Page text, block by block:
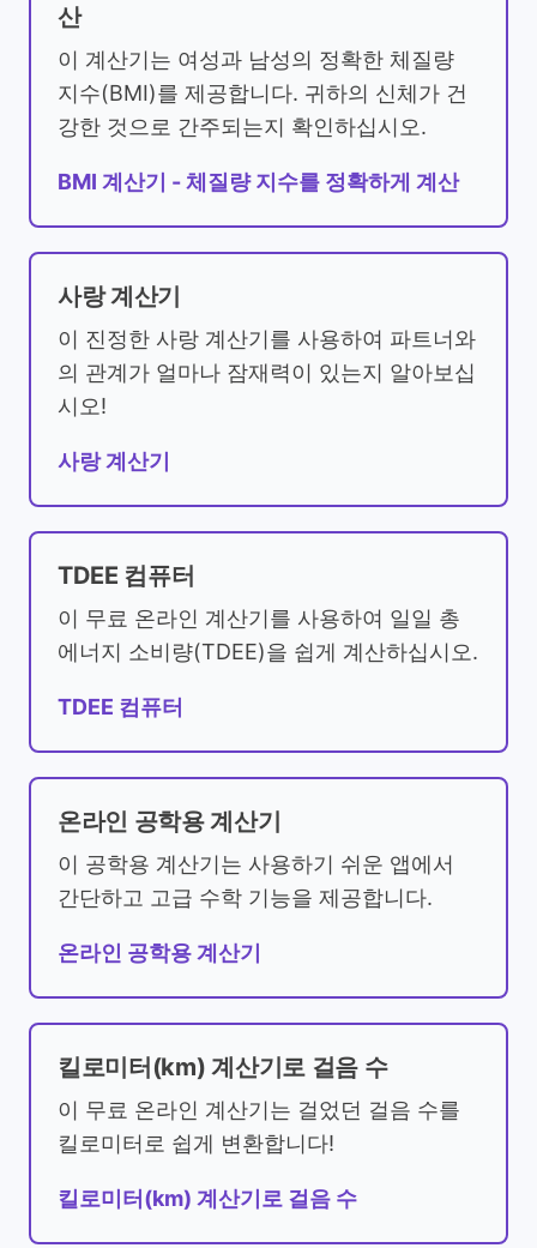
산
이 계산기는 여성과 남성의 정확한 체질량
지수(BMI)를 제공합니다. 귀하의 신체가 건
강한 것으로 간주되는지 확인하십시오.
BMI 계산기 - 체질량 지수를 정확하게 계산
사랑 계산기
이 진정한 사랑 계산기를 사용하여 파트너와
의 관계가 얼마나 잠재력이 있는지 알아보십
시오!
사랑 계산기
TDEE 컴퓨터
이 무료 온라인 계산기를 사용하여 일일 총
에너지 소비량(TDEE)을 쉽게 계산하십시오.
TDEE 컴퓨터
온라인 공학용 계산기
이 공학용 계산기는 사용하기 쉬운 앱에서
간단하고 고급 수학 기능을 제공합니다.
온라인 공학용 계산기
킬로미터(km) 계산기로 걸음 수
이 무료 온라인 계산기는 걸었던 걸음 수를
킬로미터로 쉽게 변환합니다!
킬로미터(km) 계산기로 걸음 수